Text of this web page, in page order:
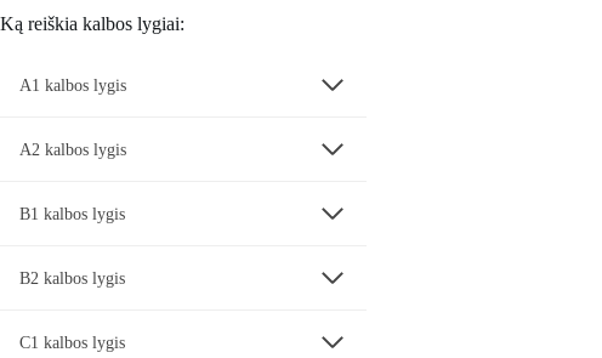
Ką reiškia kalbos lygiai:
A1 kalbos lygis
A2 kalbos lygis
B1 kalbos lygis
B2 kalbos lygis
C1 kalbos lygis